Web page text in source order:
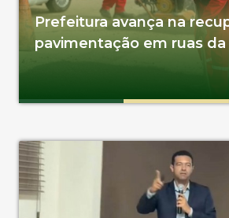
Prefeitura avança na
pavimentação em ruas